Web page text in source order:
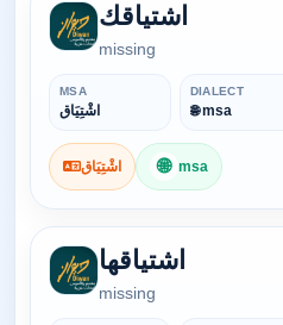
اشتياقك
missing
MSA
اشْتِيَاق
DIALECT
🌐 msa
اشْتِيَاق 🌐 msa
اشتياقها
missing